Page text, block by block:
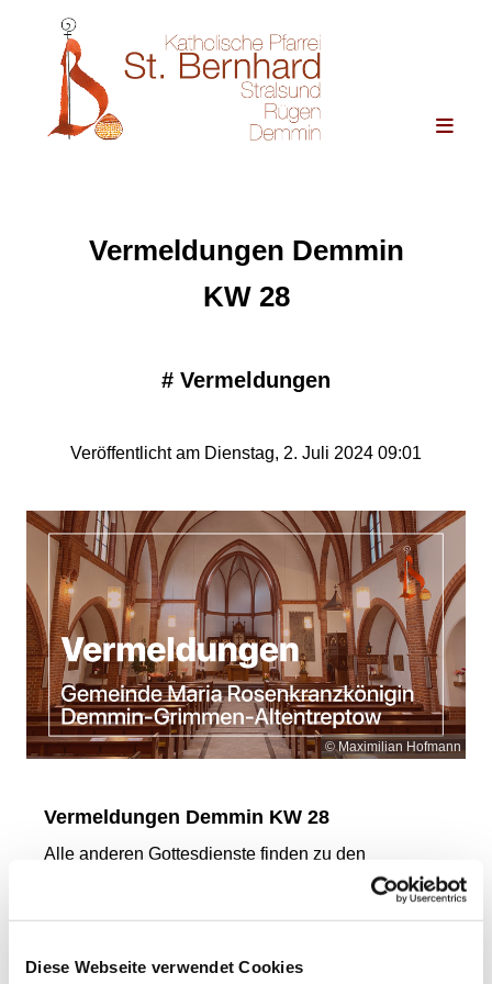
Diese Webseite verwendet Cookies
Vermeldungen Demmin
KW 28
# Vermeldungen
Veröffentlicht am Dienstag, 2. Juli 2024 09:01
© Maximilian Hofmann
Vermeldungen Demmin KW 28
Alle anderen Gottesdienste finden zu den
Die Kollekte am heutigen Sonntag ist für die